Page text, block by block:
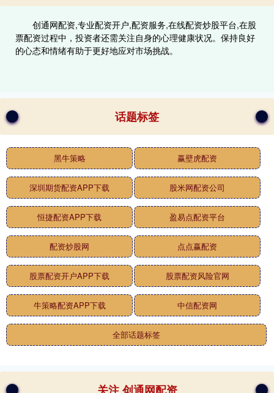
创通网配资,专业配资开户,配资服务,在线配资炒股平台,在股
票配资过程中，投资者还需关注自身的心理健康状况。保持良好
的心态和情绪有助于更好地应对市场挑战。
话题标签
黑牛策略 赢壁虎配资
深圳期货配资APP下载 股米网配资公司
恒捷配资APP下载 盈易点配资平台
配资炒股网 点点赢配资
股票配资开户APP下载 股票配资风险官网
牛策略配资APP下载 中信配资网
全部话题标签